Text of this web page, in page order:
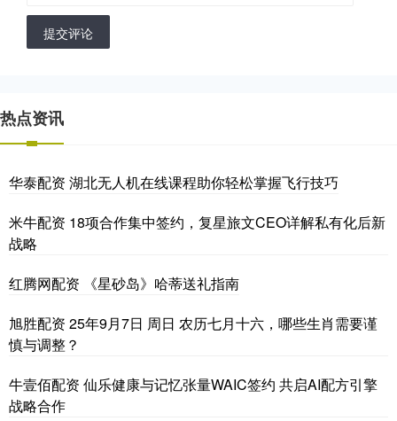
提交评论
热点资讯
华泰配资 湖北无人机在线课程助你轻松掌握飞行技巧
米牛配资 18项合作集中签约，复星旅文CEO详解私有化后新
战略
红腾网配资 《星砂岛》哈蒂送礼指南
旭胜配资 25年9月7日 周日 农历七月十六，哪些生肖需要谨
慎与调整？
牛壹佰配资 仙乐健康与记忆张量WAIC签约 共启AI配方引擎
战略合作